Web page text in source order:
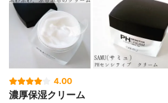
4.00
濃厚保湿クリーム